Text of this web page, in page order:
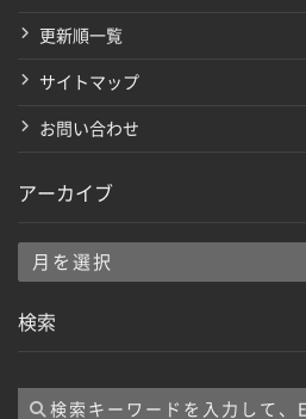
更新順一覧
サイトマップ
お問い合わせ
アーカイブ
ア
カ
ブ
検索